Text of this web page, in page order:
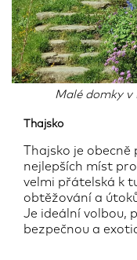
Malé domky v
Thajsko
Thajsko je
nejlepších míst
velmi přátelská k
obtěžování a
Je ideální volbou,
bezpečnou a